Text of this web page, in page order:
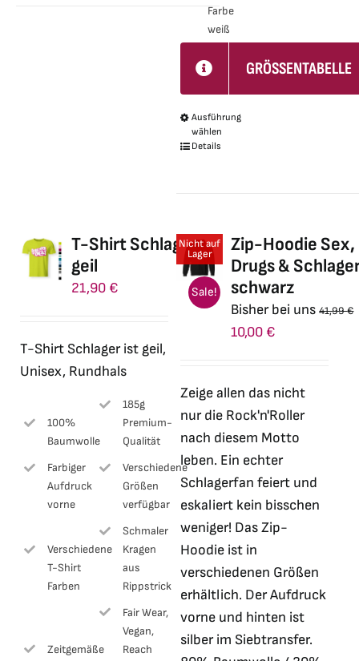
Farbe
weiß
GRÖSSENTABELLE
Ausführung
wählen
Die
Optionen
können
gewählt
werden
Details
T-Shirt Schlager ist
geil
21,90 €
T-Shirt Schlager ist geil,
Unisex, Rundhals
100%
Baumwolle
185g
Premium-
Qualität
Farbiger
Aufdruck
vorne
Verschiedene
Größen
verfügbar
Verschiedene
T-Shirt
Farben
Schmaler
Kragen
aus
Rippstrick
Zeitgemäße
Fair Wear,
Vegan,
Reach
Nicht auf
Lager
Sale!
Zip-Hoodie Sex,
Drugs &
schwarz
Bisher bei uns 41,99€
Ursprünglicher
41,99 €
10,00 €Aktueller
10,00 €.
Zeige allen das nicht
nur die Rock'n'Roller
nach diesem Motto
leben. Ein echter
Schlagerfan feiert und
eskaliert kein bisschen
weniger! Das Zip-
Hoodie ist in
verschiedenen Größen
erhältlich. Der Aufdruck
vorne und hinten ist
silber im Siebtransfer.